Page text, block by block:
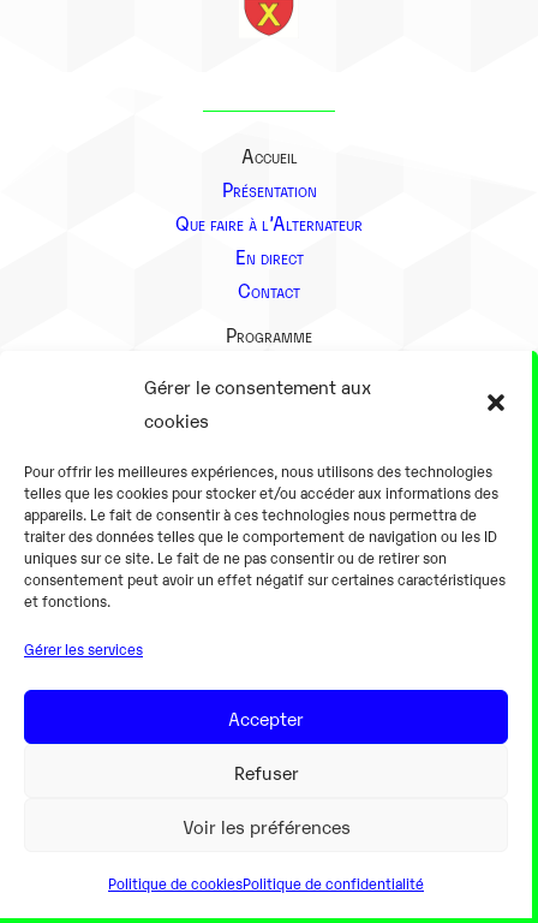
Gérer le consentement aux
cookies
Pour offrir les meilleures expériences, nous utilisons des technologies
telles que les cookies pour stocker et/ou accéder aux informations des
appareils. Le fait de consentir à ces technologies nous permettra de
traiter des données telles que le comportement de navigation ou les ID
uniques sur ce site. Le fait de ne pas consentir ou de retirer son
consentement peut avoir un effet négatif sur certaines caractéristiques
et fonctions.
Gérer les services
Accepter
Refuser
Voir les préférences
Politique de cookiesPolitique de confidentialité
Accueil
Présentation
Que faire à l’Alternateur
En direct
Contact
Programme
Présentation
En pratique
Tarifs et horaires
Salles
Équipements numériques
Gaming
Mentions légales
Webdesign Colorinweb